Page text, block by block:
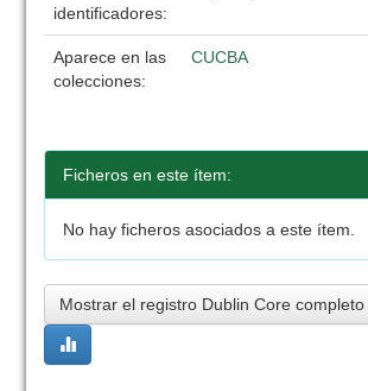
identificadores:
Aparece en las
colecciones:
CUCBA
Ficheros en este ítem:
No hay ficheros asociados a este ítem.
Mostrar el registro Dublin Core